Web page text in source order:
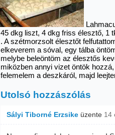
45 dkg liszt, 4 dkg friss élesztő, 1
. A szétmorzsolt élesztőt
elkeverem a sóval, egy tálba
melybe beleöntöm az élesztős
miközben annyi vizet öntök
felemelem a deszkáról, majd
Utolsó hozzászólás
Sályi Tiborné Erzsike üzente 14